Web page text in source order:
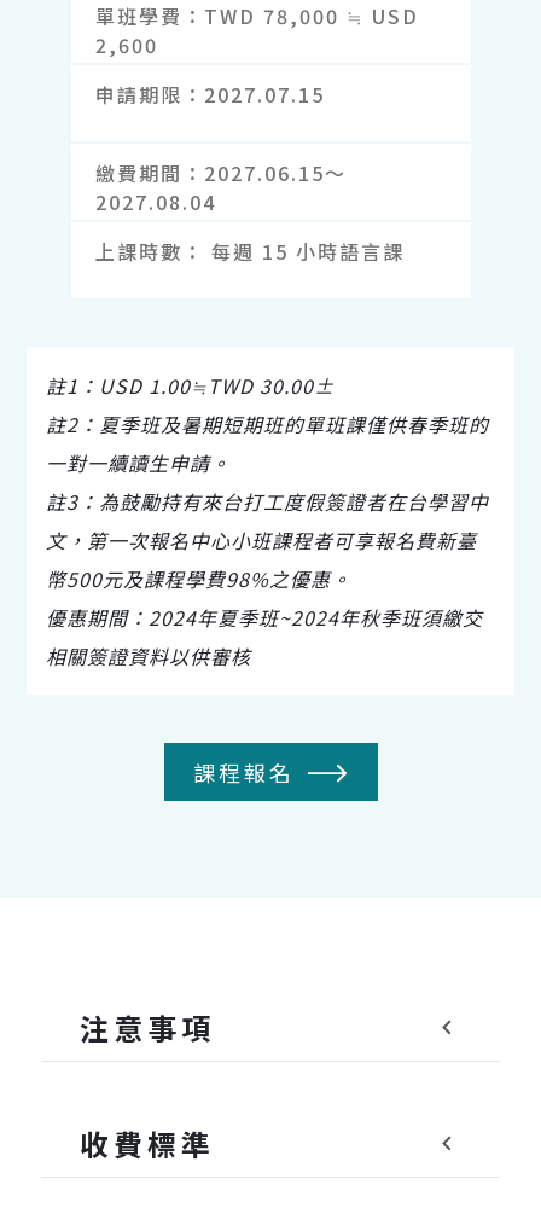
單班學費
TWD 78,000 ≒ USD
2,600
申請期限
2027.07.15
繳費期間
2027.06.15～
2027.08.04
上課時數
每週 15 小時語言課
註1：USD 1.00≒TWD 30.00±
註2：夏季班及暑期短期班的單班課僅供春季班的
一對一續讀生申請。
註3：為鼓勵持有來台打工度假簽證者在台學習中
文，第一次報名中心小班課程者可享報名費新臺
幣500元及課程學費98%之優惠。
優惠期間：2024年夏季班~2024年秋季班須繳交
相關簽證資料以供審核
課程報名
注意事項
收費標準